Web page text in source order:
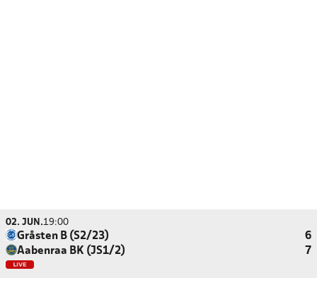
02. JUN.19:00
Gråsten B (S2/23)
6
Aabenraa BK (JS1/2)
7